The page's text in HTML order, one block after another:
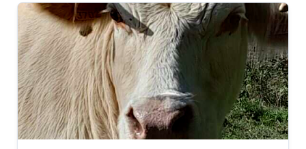
Dégustation